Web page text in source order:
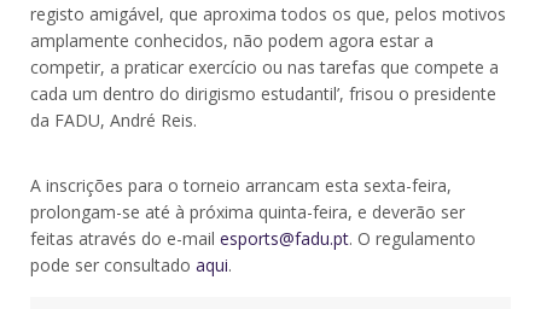
registo amigável, que aproxima todos os que, pelos motivos
amplamente conhecidos, não podem agora estar a
competir, a praticar exercício ou nas tarefas que compete a
cada um dentro do dirigismo estudantil’, frisou o presidente
da FADU, André Reis.
A inscrições para o torneio arrancam esta sexta-feira,
prolongam-se até à próxima quinta-feira, e deverão ser
feitas através do e-mail esports@fadu.pt. O regulamento
pode ser consultado aqui.